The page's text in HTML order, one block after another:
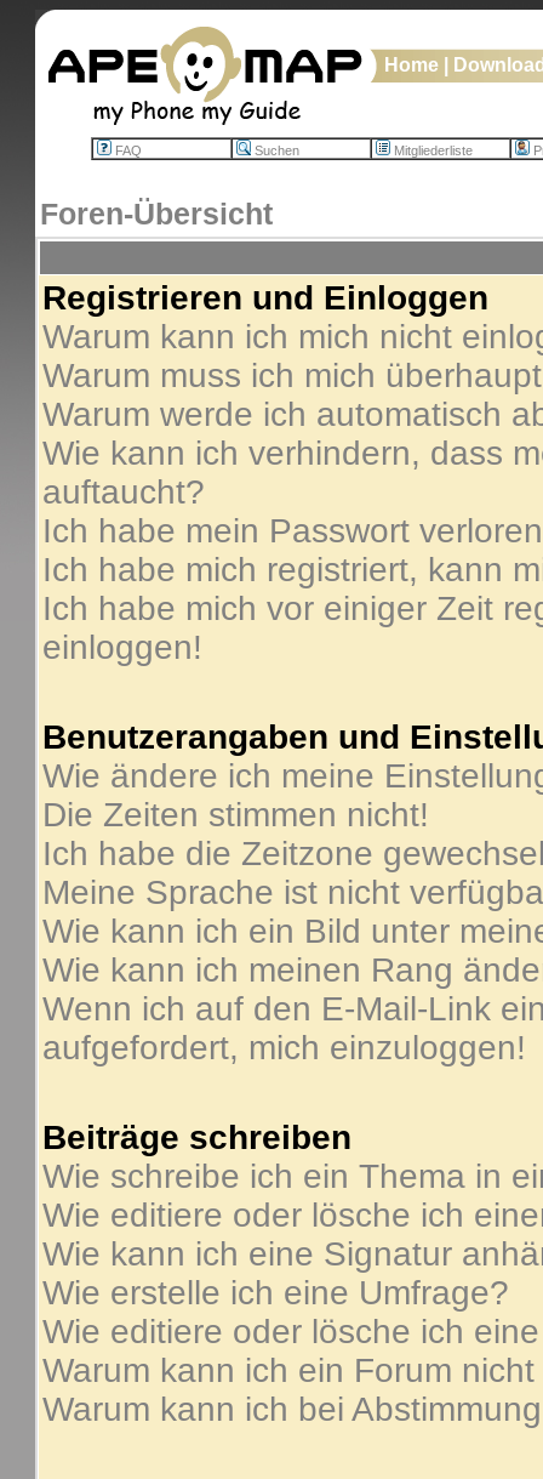
Home
FAQ Suchen Mitgliederliste
Foren-Übersicht
Registrieren und Einloggen
Warum kann ich mich nicht
Warum muss ich mich
Warum werde ich automatisch
Wie kann ich verhindern, dass
auftaucht?
Ich habe mein Passwort
Ich habe mich registriert, kann
Ich habe mich vor einiger Zeit
einloggen!
Benutzerangaben und
Wie ändere ich meine
Die Zeiten stimmen nicht!
Ich habe die Zeitzone
Meine Sprache ist nicht
Wie kann ich ein Bild unter
Wie kann ich meinen Rang
Wenn ich auf den E-Mail-Link
aufgefordert, mich einzuloggen!
Beiträge schreiben
Wie schreibe ich ein Thema in
Wie editiere oder lösche ich
Wie kann ich eine Signatur
Wie erstelle ich eine Umfrage?
Wie editiere oder lösche ich
Warum kann ich ein Forum
Warum kann ich bei